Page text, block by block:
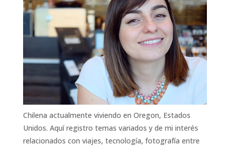
Chilena actualmente viviendo en Oregon, Estados
Unidos. Aquí registro temas variados y de mi interés
relacionados con viajes, tecnología, fotografía entre